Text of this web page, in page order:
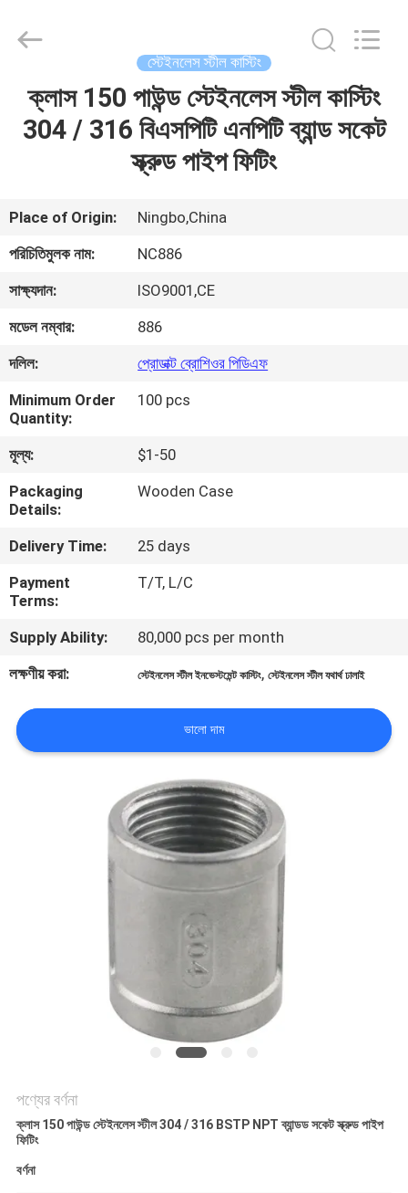
বাড়ি
ভিডিও
সম্বন্ধে
কারখানা
পরিদর্শন
গুণমান
নিয়ন্ত্রণ
আমাদের
সাথে
যোগাযোগ
খবর
একটি
উদ্ধৃতি
Foundry
CO.,LTD.
স্টেইনলেস স্টীল কাস্টিং
ক্লাস 150 পাউন্ড স্টেইনলেস স্টীল কাস্টিং
304 / 316 বিএসপিটি এনপিটি ব্যান্ড সকেট
স্ক্রুড পাইপ ফিটিং
Place of Origin:
Ningbo,China
পরিচিতিমুলক নাম:
NC886
সাক্ষ্যদান:
ISO9001,CE
মডেল নম্বার:
886
দলিল:
প্রোডাক্ট ব্রোশিওর পিডিএফ
Minimum Order
Quantity:
100 pcs
মূল্য:
$1-50
Packaging
Details:
Wooden Case
Delivery Time:
25 days
Payment
Terms:
T/T, L/C
Supply Ability:
80,000 pcs per month
লক্ষণীয় করা:
স্টেইনলেস স্টীল ইনভেস্টমেন্ট কাস্টিং,স্টেইনলেস স্টীল যথার্থ ঢালাই
ভালো দাম
পণ্যের বর্ণনা
ক্লাস 150 পাউন্ড স্টেইনলেস স্টীল 304 / 316 BSTP NPT ব্যান্ডড সকেট স্ক্রুড পাইপ
ফিটিং
বর্ণনা